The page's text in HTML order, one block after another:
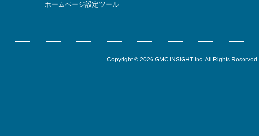
ホームページ設定ツール
Copyright © 2026 GMO INSIGHT Inc. All Rights Reserved.